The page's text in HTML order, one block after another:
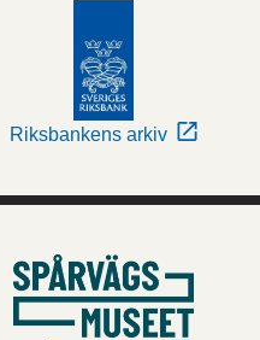
Riksbankens arkiv